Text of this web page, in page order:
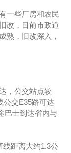
一些厂房和农民
改，目前市政道
熟，旧改深入，
，公交站点较
公交E35路可达
巴士到达省内与
线距离大约1.3公